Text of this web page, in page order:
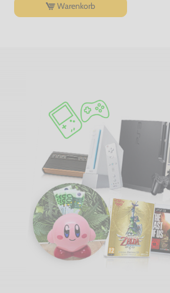
Warenkorb